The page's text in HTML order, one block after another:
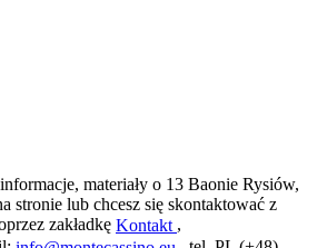
materiały o 13 Baonie Rysiów,
stronie lub chcesz się skontaktować z
zakładkę Kontakt ,